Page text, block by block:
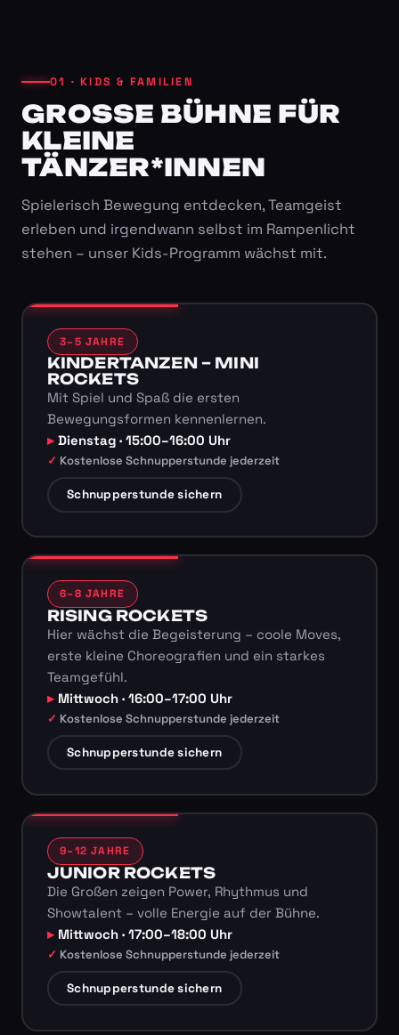
01 · KIDS & FAMILIEN
GROSSE BÜHNE FÜR K
LEINE T
ÄNZER*INNEN
Spielerisch Bewegung entdecken, Teamgeist
erleben und irgendwann selbst im Rampenlicht
stehen – unser Kids-Programm wächst mit.
3–5 JAHRE
KINDERTANZEN – MINI
ROCKETS
Mit Spiel und Spaß die ersten
Bewegungsformen kennenlernen.
Dienstag · 15:00–16:00 Uhr
Kostenlose Schnupperstunde jederzeit
Schnupperstunde sichern
6–8 JAHRE
RISING ROCKETS
Hier wächst die Begeisterung – coole Moves,
erste kleine Choreografien und ein starkes
Teamgefühl.
Mittwoch · 16:00–17:00 Uhr
Kostenlose Schnupperstunde jederzeit
Schnupperstunde sichern
9–12 JAHRE
JUNIOR ROCKETS
Die Großen zeigen Power, Rhythmus und
Showtalent – volle Energie auf der Bühne.
Mittwoch · 17:00–18:00 Uhr
Kostenlose Schnupperstunde jederzeit
Schnupperstunde sichern